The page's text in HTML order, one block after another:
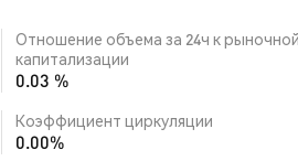
Отношение объема за 24ч к
капитализации
0.03 %
Коэффициент циркуляции
0.00%